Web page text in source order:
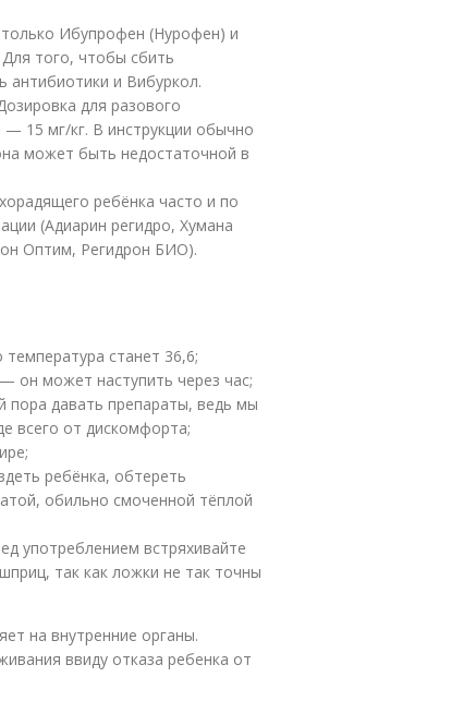
Ибупрофен (Нурофен) и
того, чтобы сбить
антибиотики и Вибуркол.
для разового
15 мг/кг. В инструкции обычно
может быть недостаточной в
ребёнка часто и по
(Адиарин регидро, Хумана
Оптим, Регидрон БИО).
станет 36,6;
может наступить через час;
пора давать препараты, ведь мы
всего от дискомфорта;
ребёнка, обтереть
обильно смоченной тёплой
употреблением встряхивайте
так как ложки не так точны
на внутренние органы.
ввиду отказа ребенка от